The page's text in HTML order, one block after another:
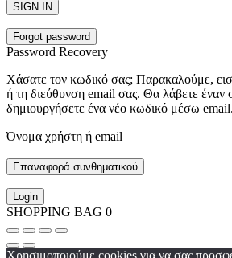
SIGN IN
Forgot password
Password Recovery
Χάσατε τον κωδικό σας; Παρακαλούμε,
ή τη διεύθυνση email σας. Θα λάβετε έναν
δημιουργήσετε ένα νέο κωδικό μέσω email.
Όνομα χρήστη ή email
Επαναφορά συνθηματικού
Login
SHOPPING BAG 0
Χρησιμοποιούμε cookies για να σας